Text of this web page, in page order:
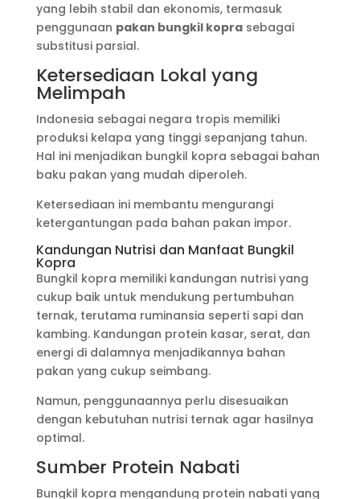
yang lebih stabil dan ekonomis, termasuk
penggunaan pakan bungkil koprasebagai
substitusi parsial.
Ketersediaan Lokal yang
Melimpah
Indonesia sebagai negara tropis memiliki
produksi kelapa yang tinggi sepanjang tahun.
Hal ini menjadikan bungkil kopra sebagai bahan
baku pakan yang mudah diperoleh.
Ketersediaan ini membantu mengurangi
ketergantungan pada bahan pakan impor.
Kandungan Nutrisi dan Manfaat Bungkil
Kopra
Bungkil kopra memiliki kandungan nutrisi yang
cukup baik untuk mendukung pertumbuhan
ternak, terutama ruminansia seperti sapi dan
kambing. Kandungan protein kasar, serat, dan
energi di dalamnya menjadikannya bahan
pakan yang cukup seimbang.
Namun, penggunaannya perlu disesuaikan
dengan kebutuhan nutrisi ternak agar hasilnya
optimal.
Sumber Protein Nabati
Bungkil kopra mengandung protein nabati yang